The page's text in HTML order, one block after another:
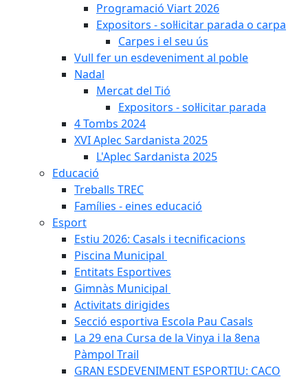
Programació Viart 2026
Expositors - sol·licitar parada o carpa
Carpes i el seu ús
Vull fer un esdeveniment al poble
Nadal
Mercat del Tió
Expositors - sol·licitar parada
4 Tombs 2024
XVI Aplec Sardanista 2025
L'Aplec Sardanista 2025
Educació
Treballs TREC
Famílies - eines educació
Esport
Estiu 2026: Casals i tecnificacions
Piscina Municipal
Entitats Esportives
Gimnàs Municipal
Activitats dirigides
Secció esportiva Escola Pau Casals
La 29 ena Cursa de la Vinya i la 8ena
Pàmpol Trail
GRAN ESDEVENIMENT ESPORTIU: CACO